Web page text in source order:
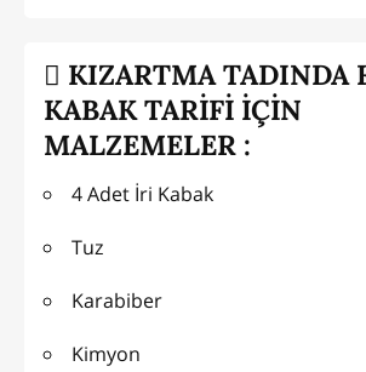
KIZARTMA TADINDA
KABAK TARİFİ İÇİN
MALZEMELER :
4 Adet İri Kabak
Tuz
Karabiber
Kimyon